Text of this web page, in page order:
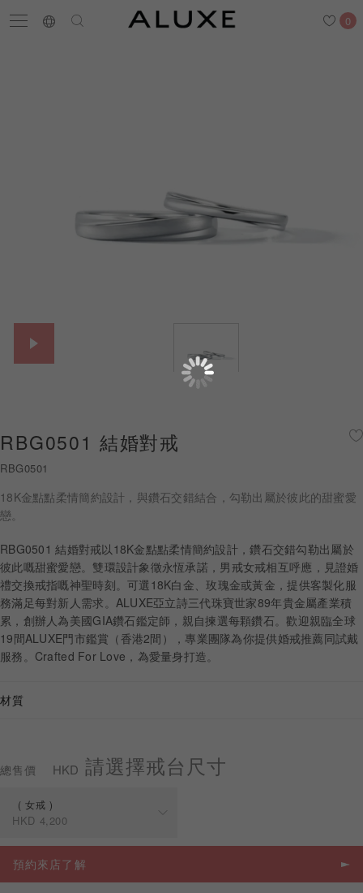
0
最新消息 門市一覽 預約來店
結婚戒指
黃金金飾
關於ALUXE
最新消息
婚禮護照
線上購物
LANGUAGE
RBG0501 結婚對戒
RBG0501
18K金點點柔情簡約設計，與鑽石交錯結合，勾勒出屬於彼此的甜蜜愛
戀。
RBG0501 結婚對戒以18K金點點柔情簡約設計，鑽石交錯勾勒出屬於
彼此嘅甜蜜愛戀。雙環設計象徵永恆承諾，男戒女戒相互呼應，見證婚
禮交換戒指嘅神聖時刻。可選18K白金、玫瑰金或黃金，提供客製化服
務滿足每對新人需求。ALUXE亞立詩三代珠寶世家89年貴金屬產業積
累，創辦人為美國GIA鑽石鑑定師，親自揀選每顆鑽石。歡迎親臨全球
19間ALUXE門市鑑賞（香港2間），專業團隊為你提供婚戒推薦同試戴
服務。Crafted For Love，為愛量身打造。
材質
總售價 HKD 請選擇戒台尺寸
女戒
HKD 4,200
規格 價格
女戒 HKD 4,200
預約來店了解